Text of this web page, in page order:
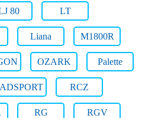
80 LT
Liana M1800R
OZARK Palette
RCZ
RG RGV